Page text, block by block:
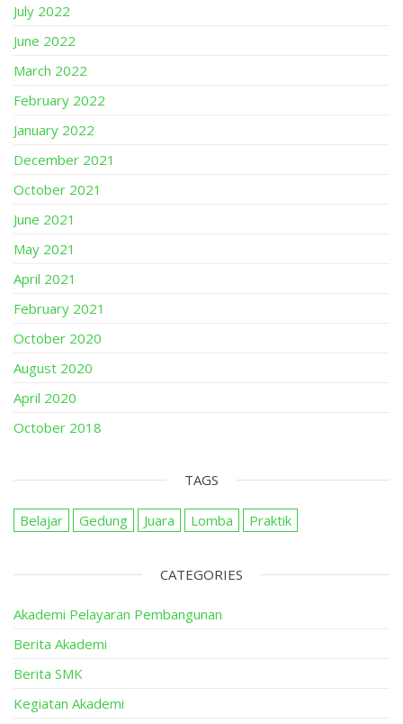
July 2022
June 2022
March 2022
February 2022
January 2022
December 2021
October 2021
June 2021
May 2021
April 2021
February 2021
October 2020
August 2020
April 2020
October 2018
TAGS
Belajar Gedung Juara Lomba Praktik
CATEGORIES
Akademi Pelayaran Pembangunan
Berita Akademi
Berita SMK
Kegiatan Akademi